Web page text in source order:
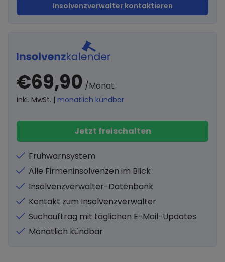
Insolvenzverwalter kontaktieren
€69,90 /Monat
inkl. MwSt. | monatlich kündbar
Jetzt freischalten
Frühwarnsystem
Alle Firmeninsolvenzen im Blick
Insolvenzverwalter-Datenbank
Kontakt zum Insolvenzverwalter
Suchauftrag mit täglichen E-Mail-Updates
Monatlich kündbar